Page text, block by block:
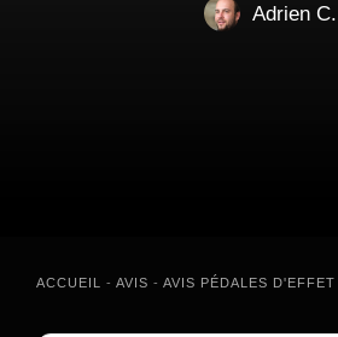
Adrien C.
ACCUEIL - AVIS - AVIS PÉDALES D'EFFET